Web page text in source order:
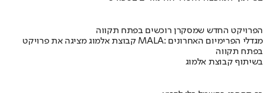
הפרויקט החדש שמסקרן רוכשים בפתח תקווה
קבוצת אלמוג מציגה את פרויקט MALA: מגדלי הפרימיום האחרונים
בפתח תקווה
בשיתוף קבוצת אלמוג